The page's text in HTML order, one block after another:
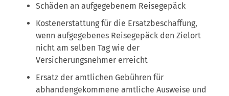
Schäden an aufgegebenem Reisegepäck
Kostenerstattung für die Ersatzbeschaffung,
wenn aufgegebenes Reisegepäck den Zielort
nicht am selben Tag wie der
Versicherungsnehmer erreicht
Ersatz der amtlichen Gebühren für
abhandengekommene amtliche Ausweise und